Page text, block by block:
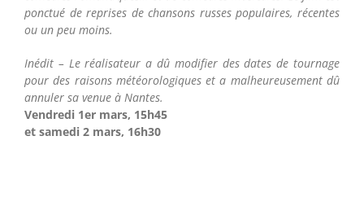
ponctué de reprises de chansons russes populaires, récentes
ou un peu moins.
Inédit – Le réalisateur a dû modifier des dates de tournage
pour des raisons météorologiques et a malheureusement dû
annuler sa venue à Nantes.
Vendredi 1er mars, 15h45
et samedi 2 mars, 16h30